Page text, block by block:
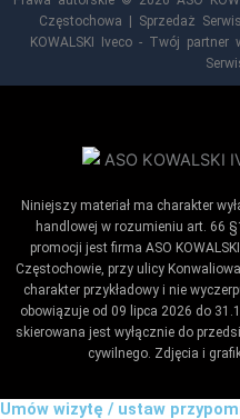
Częstochowa | Sprzedaż
KOWALSKI Iveco - Twój
Niniejszy materiał ma charakter
handlowej w rozumieniu art. 66
promocji jest firma ASO
Częstochowie, przy ulicy
charakter przykładowy i nie
obowiązuje od 09 lipca 2026 do
skierowana jest wyłącznie do
cywilnego. Zdjęcia i
Umów wizytę / ustaw